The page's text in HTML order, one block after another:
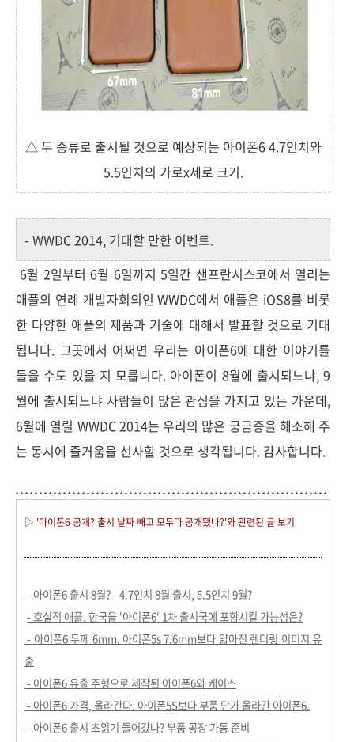
△ 두 종류로 출시될 것으로 예상되는 아이폰6 4.7인치와
5.5인치의 가로x세로 크기.
- WWDC 2014, 기대할 만한 이벤트.
6월 2일부터 6월 6일까지 5일간 샌프란시스코에서 열리는
애플의 연례 개발자회의인 WWDC에서 애플은 iOS8를 비롯
한 다양한 애플의 제품과 기술에 대해서 발표할 것으로 기대
됩니다. 그곳에서 어쩌면 우리는 아이폰6에 대한 이야기를
들을 수도 있을 지 모릅니다. 아이폰이 8월에 출시되느냐, 9
월에 출시되느냐 사람들이 많은 관심을 가지고 있는 가운데,
6월에 열릴 WWDC 2014는 우리의 많은 궁금증을 해소해 주
는 동시에 즐거움을 선사할 것으로 생각됩니다. 감사합니다.
▷ '아이폰6 공개? 출시 날짜 빼고 모두다 공개됐나?'와 관련된 글 보기
- 아이폰6 출시 8월? - 4.7인치 8월 출시, 5.5인치 9월?
- 호실적 애플. 한국을 '아이폰6' 1차 출시국에 포함시킬 가능성은?
- 아이폰6 두께 6mm. 아이폰5s 7.6mm보다 얇아진 렌더링 이미지 유
출
- 아이폰6 유출 주형으로 제작된 아이폰6와 케이스
- 아이폰6 가격, 올라간다. 아이폰5S보다 부품 단가 올라간 아이폰6.
- 아이폰6 출시 초읽기 들어갔나? 부품 공장 가동 준비